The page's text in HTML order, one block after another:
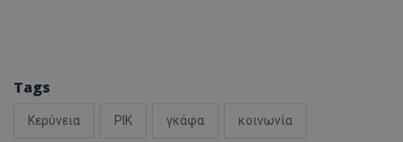
Tags
Κερύνεια ΡΙΚ γκάφα κοινωνία